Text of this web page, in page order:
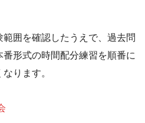
囲を確認したうえで、過去問
形式の時間配分練習を順番に
ります。